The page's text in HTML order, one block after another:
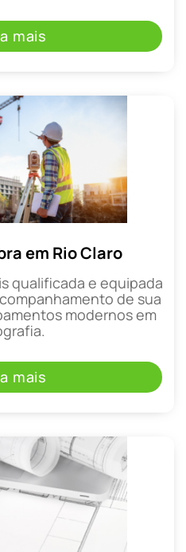
mais
em Rio Claro
qualificada e equipada
de sua
modernos em
mais